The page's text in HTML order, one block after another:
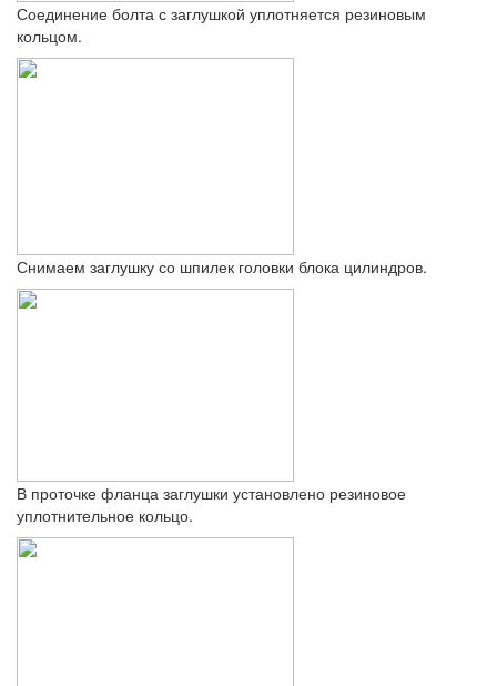
Соединение болта с заглушкой уплотняется резиновым
кольцом.
Снимаем заглушку со шпилек головки блока цилиндров.
В проточке фланца заглушки установлено резиновое
уплотнительное кольцо.